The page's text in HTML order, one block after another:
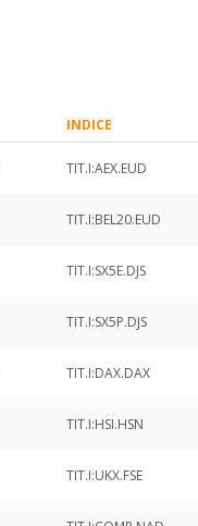
INDICE
TIT.I:AEX.EUD
TIT.I:BEL20.EUD
TIT.I:SX5E.DJS
TIT.I:SX5P.DJS
TIT.I:DAX.DAX
TIT.I:HSI.HSN
TIT.I:UKX.FSE